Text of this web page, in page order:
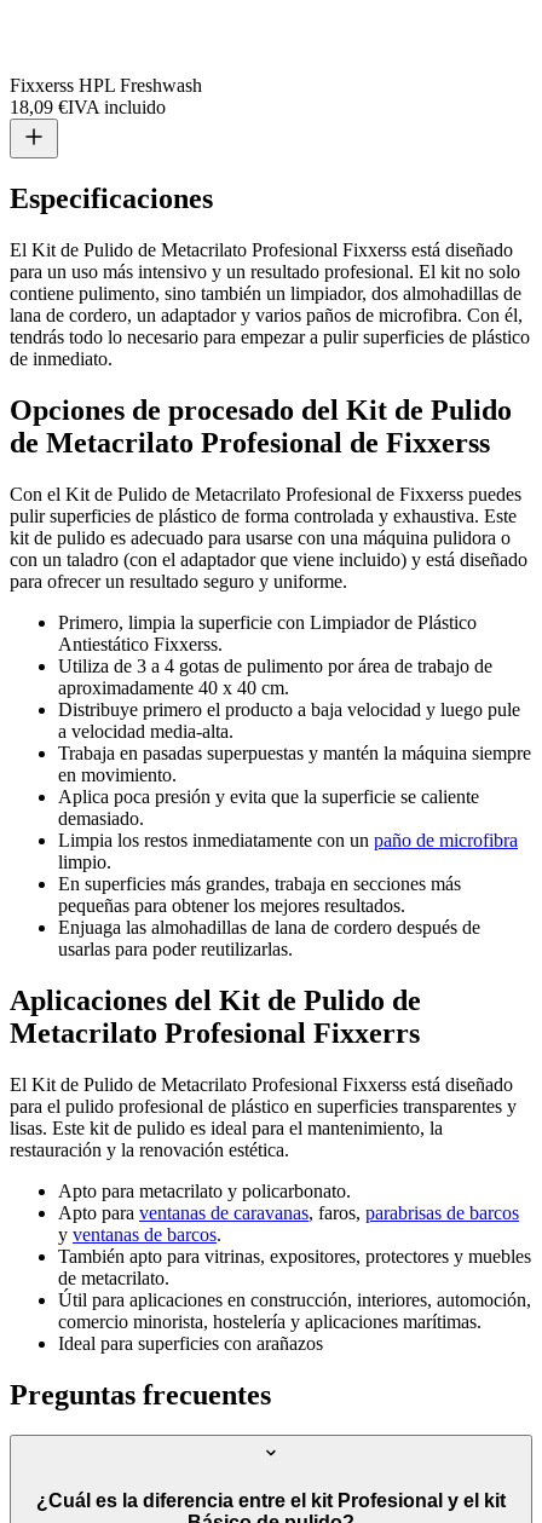
Fixxerss HPL Freshwash
18,09 €IVA incluido
Especificaciones
El Kit de Pulido de Metacrilato Profesional Fixxerss está diseñado
para un uso más intensivo y un resultado profesional. El kit no solo
contiene pulimento, sino también un limpiador, dos almohadillas de
lana de cordero, un adaptador y varios paños de microfibra. Con él,
tendrás todo lo necesario para empezar a pulir superficies de plástico
de inmediato.
Opciones de procesado del Kit de Pulido
de Metacrilato Profesional de Fixxerss
Con el Kit de Pulido de Metacrilato Profesional de Fixxerss puedes
pulir superficies de plástico de forma controlada y exhaustiva. Este
kit de pulido es adecuado para usarse con una máquina pulidora o
con un taladro (con el adaptador que viene incluido) y está diseñado
para ofrecer un resultado seguro y uniforme.
Primero, limpia la superficie con Limpiador de Plástico
Antiestático Fixxerss.
Utiliza de 3 a 4 gotas de pulimento por área de trabajo de
aproximadamente 40 x 40 cm.
Distribuye primero el producto a baja velocidad y luego pule
a velocidad media-alta.
Trabaja en pasadas superpuestas y mantén la máquina siempre
en movimiento.
Aplica poca presión y evita que la superficie se caliente
demasiado.
Limpia los restos inmediatamente con un paño de microfibra
limpio.
En superficies más grandes, trabaja en secciones más
pequeñas para obtener los mejores resultados.
Enjuaga las almohadillas de lana de cordero después de
usarlas para poder reutilizarlas.
Aplicaciones del Kit de Pulido de
Metacrilato Profesional Fixxerrs
El Kit de Pulido de Metacrilato Profesional Fixxerss está diseñado
para el pulido profesional de plástico en superficies transparentes y
lisas. Este kit de pulido es ideal para el mantenimiento, la
restauración y la renovación estética.
Apto para metacrilato y policarbonato.
Apto para ventanas de caravanas, faros, parabrisas de barcos
y ventanas de barcos.
También apto para vitrinas, expositores, protectores y muebles
de metacrilato.
Útil para aplicaciones en construcción, interiores, automoción,
comercio minorista, hostelería y aplicaciones marítimas.
Ideal para superficies con arañazos
Preguntas frecuentes
¿Cuál es la diferencia entre el kit Profesional y el kit